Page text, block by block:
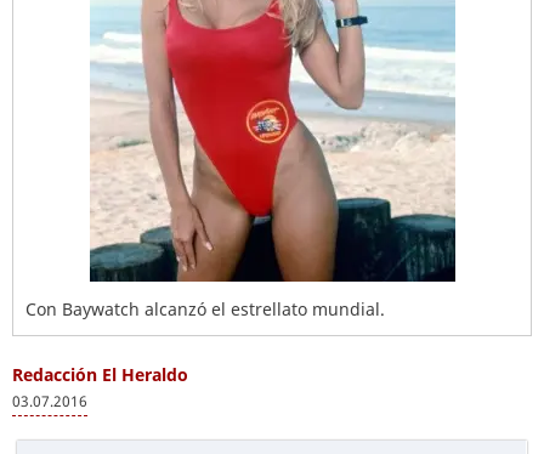
Con Baywatch alcanzó el estrellato mundial.
Redacción El Heraldo
03.07.2016